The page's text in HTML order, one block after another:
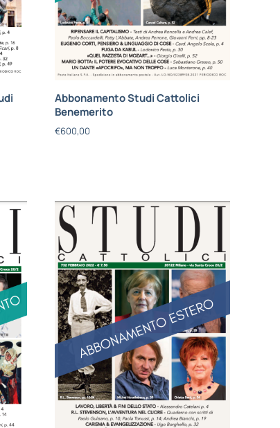
Abbonamento Studi Cattolici
Benemerito
€600,00